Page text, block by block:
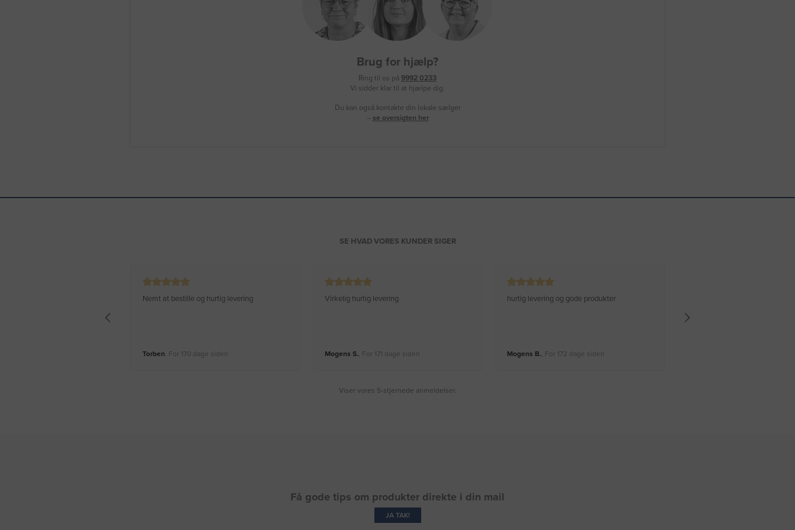
Brug for hjælp?
Ring til os på 9992 0233
Vi sidder klar til at hjælpe dig.
Du kan også kontakte din lokale sælger
– se oversigten her
SE HVAD VORES KUNDER SIGER
Nemt at bestille og hurtig levering
Torben, For 170 dage siden
Virkelig hurtig levering
Mogens S., For 171 dage siden
hurtig levering og gode produkter
Mogens B., For 172 dage siden
Viser vores 5-stjernede anmeldelser.
Få gode tips om produkter direkte i din mail
JA TAK!